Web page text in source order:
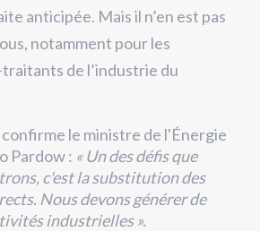
anticipée. Mais il n’en est pas
notamment pour les
de l’industrie du
confirme le ministre de l'Énergie
Pardow : « Un des défis que
c'est la substitution des
Nous devons générer de
industrielles ».